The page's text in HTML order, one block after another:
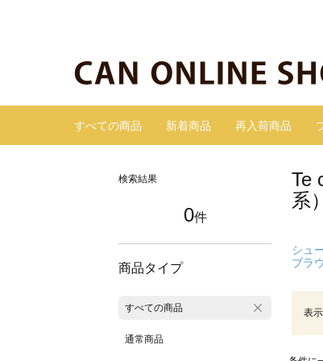
すべての商品 新着商品 再入荷商品
検索結果
0件
商品タイプ
すべての商品
通常商品
Te
系）
シュ
ブラ
表